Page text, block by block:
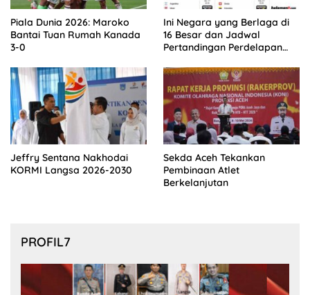
Piala Dunia 2026: Maroko
Bantai Tuan Rumah Kanada
3-0
Ini Negara yang Berlaga di
16 Besar dan Jadwal
Pertandingan Perdelapan
Jeffry Sentana Nakhodai
KORMI Langsa 2026-2030
Sekda Aceh Tekankan
Pembinaan Atlet
Berkelanjutan
PROFIL7